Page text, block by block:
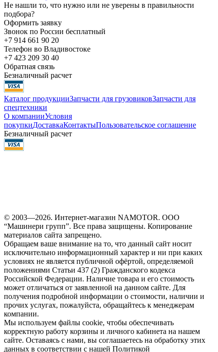
Не нашли то, что нужно или не уверены в правильности
подбора?
Оформить заявку
Звонок по России бесплатный
+7 914 661 90 20
Телефон во Владивостоке
+7 423 209 30 40
Обратная связь
Безналичный расчет
Каталог продукцииЗапчасти для грузовиковЗапчасти для
спецтехники
О компанииУсловия
покупкиДоставкаКонтактыПользовательское соглашение
Безналичный расчет
© 2003—2026. Интернет-магазин NAMOTOR. ООО
“Машинери групп”. Все права защищены. Копирование
материалов сайта запрещено.
Обращаем ваше внимание на то, что данный сайт носит
исключительно информационный характер и ни при каких
условиях не является публичной офёртой, определяемой
положениями Статьи 437 (2) Гражданского кодекса
Российской Федерации. Наличие товара и его стоимость
может отличаться от заявленной на данном сайте. Для
получения подробной информации о стоимости, наличии и
прочих услугах, пожалуйста, обращайтесь к менеджерам
компании.
Мы используем файлы cookie, чтобы обеспечивать
корректную работу корзины и личного кабинета на нашем
сайте. Оставаясь с нами, вы соглашаетесь на обработку этих
данных в соответствии с нашей Политикой